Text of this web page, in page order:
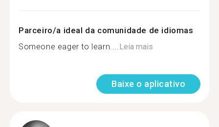
Parceiro/a ideal da comunidade de idiomas
Someone eager to learn....Leia mais
Baixe o aplicativo